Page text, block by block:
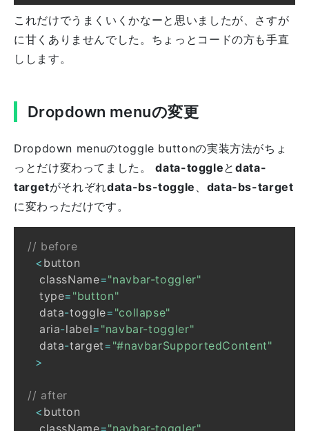
これだけでうまくいくかなーと思いましたが、さすが
に甘くありませんでした。ちょっとコードの方も手直
しします。
Dropdown menuの変更
Dropdown menuのtoggle buttonの実装方法がちょ
っとだけ変わってました。data-toggleとdata-
targetがそれぞれdata-bs-toggle 、 data-bs-target
に変わっただけです。
// before
<
   className
="navbar-toggler"
   type
= "button"
   data
-toggle= "collapse"
   aria
-label= "navbar-toggler"
   data
-target= "#navbarSupportedContent"
>
// after
<
   className
="navbar-toggler"